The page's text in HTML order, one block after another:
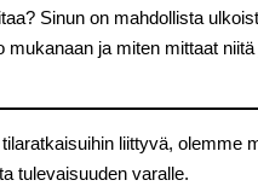
Sinun on mahdollista
mukanaan ja miten mittaat
liittyvä, olemme
tulevaisuuden varalle.